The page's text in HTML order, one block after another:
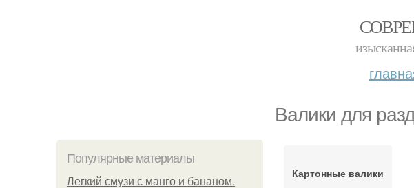
Валики для
Популярные материалы
Легкий смузи с манго и бананом.
Картонные валики